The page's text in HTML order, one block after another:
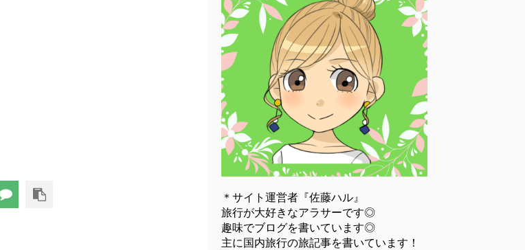
＊サイト運営者『佐藤ハル』
旅行が大好きなアラサーです◎
趣味でブログを書いています◎
主に国内旅行の旅記事を書いています！